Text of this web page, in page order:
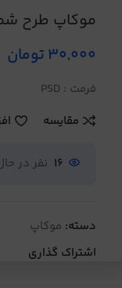
موکاپ طرح شماره
30,000تومان
فرمت : PSD
مقایسه
16 نفر در
دسته: موکاپ
اشتراک گذاری